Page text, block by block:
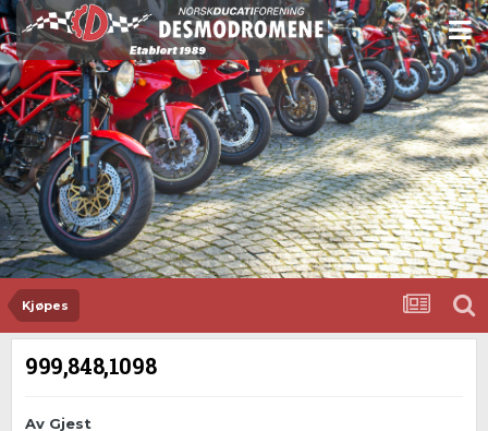
Kjøpes
999,848,1098
Av Gjest